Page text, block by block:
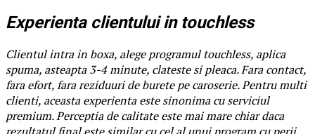
Experienta clientului in touchless
Clientul intra in boxa, alege programul touchless, aplica
spuma, asteapta 3-4 minute, clateste si pleaca. Fara contact,
fara efort, fara reziduuri de burete pe caroserie. Pentru multi
clienti, aceasta experienta este sinonima cu serviciul
premium. Perceptia de calitate este mai mare chiar daca